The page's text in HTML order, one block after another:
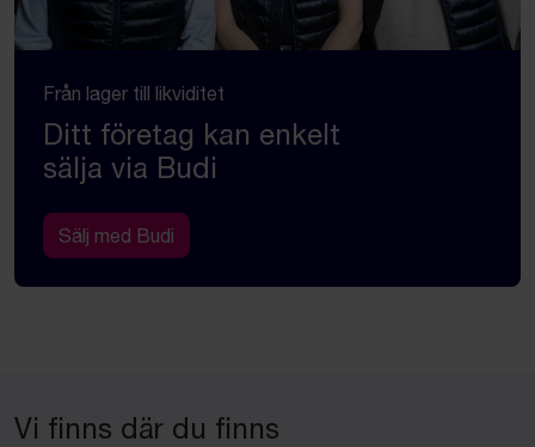
Från lager till likviditet
Ditt företag kan enkelt
sälja via Budi
Sälj med Budi
Vi finns där du finns